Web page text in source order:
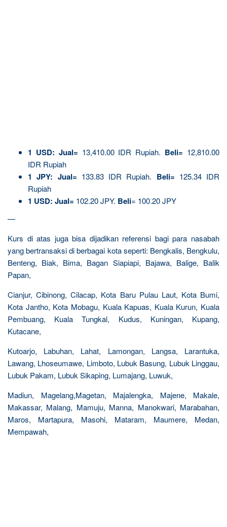
1 USD: Jual= 13,410.00 IDR Rupiah. Beli= 12,810.00
IDR Rupiah
1 JPY: Jual= 133.83 IDR Rupiah. Beli= 125.34 IDR
Rupiah
1 USD: Jual= 102.20 JPY. Beli= 100.20 JPY
—
Kurs di atas juga bisa dijadikan referensi bagi para nasabah
yang bertransaksi di berbagai kota seperti: Bengkalis, Bengkulu,
Benteng, Biak, Bima, Bagan Siapiapi, Bajawa, Balige, Balik
Papan,
Cianjur, Cibinong, Cilacap, Kota Baru Pulau Laut, Kota Bumi,
Kota Jantho, Kota Mobagu, Kuala Kapuas, Kuala Kurun, Kuala
Pembuang, Kuala Tungkal, Kudus, Kuningan, Kupang,
Kutacane,
Kutoarjo, Labuhan, Lahat, Lamongan, Langsa, Larantuka,
Lawang, Lhoseumawe, Limboto, Lubuk Basung, Lubuk Linggau,
Lubuk Pakam, Lubuk Sikaping, Lumajang, Luwuk,
Madiun, Magelang,Magetan, Majalengka, Majene, Makale,
Makassar, Malang, Mamuju, Manna, Manokwari, Marabahan,
Maros, Martapura, Masohi, Mataram, Maumere, Medan,
Mempawah,